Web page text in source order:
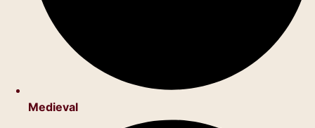
Medieval